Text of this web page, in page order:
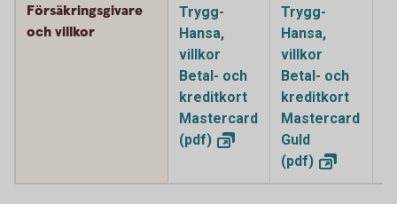
Försäkringsgivare
och villkor
Trygg-
Hansa,
villkor
Betal- och
kreditkort
Mastercard
(pdf)
Trygg-
Hansa,
villkor
Betal- och
kreditkort
Mastercard
Guld
(pdf)